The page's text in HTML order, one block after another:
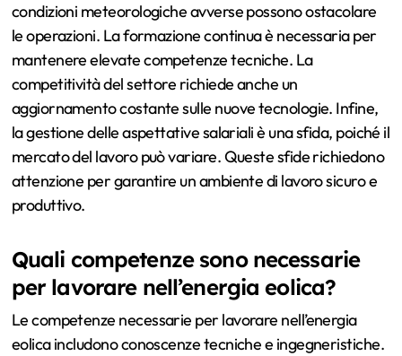
condizioni meteorologiche avverse possono ostacolare
le operazioni. La formazione continua è necessaria per
mantenere elevate competenze tecniche. La
competitività del settore richiede anche un
aggiornamento costante sulle nuove tecnologie. Infine,
la gestione delle aspettative salariali è una sfida, poiché il
mercato del lavoro può variare. Queste sfide richiedono
attenzione per garantire un ambiente di lavoro sicuro e
produttivo.
Quali competenze sono necessarie
per lavorare nell’energia eolica?
Le competenze necessarie per lavorare nell’energia
eolica includono conoscenze tecniche e ingegneristiche.